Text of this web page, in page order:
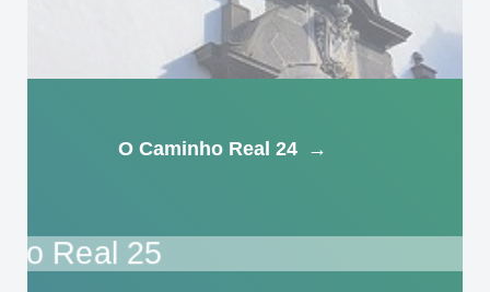
O Caminho Real 24 →